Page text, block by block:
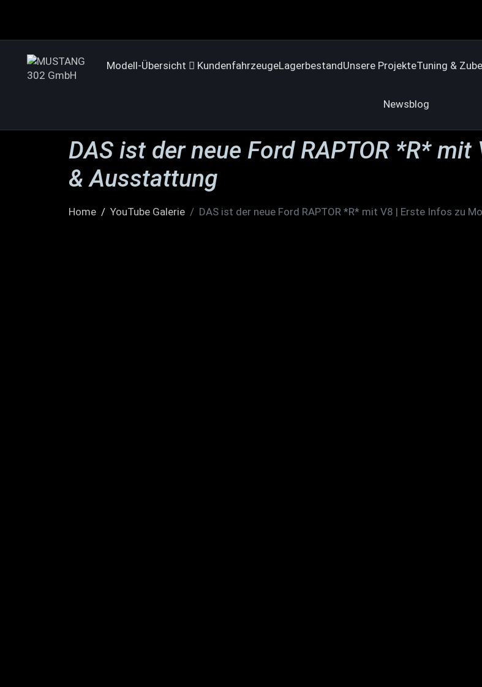
Modell-Übersicht KundenfahrzeugeLagerbestandUnsere ProjekteTuning &
Newsblog
DAS ist der neue Ford RAPTOR *R*
& Ausstattung
Home YouTube Galerie DAS ist der neue Ford RAPTOR *R* mit V8 | Erste Infos zu